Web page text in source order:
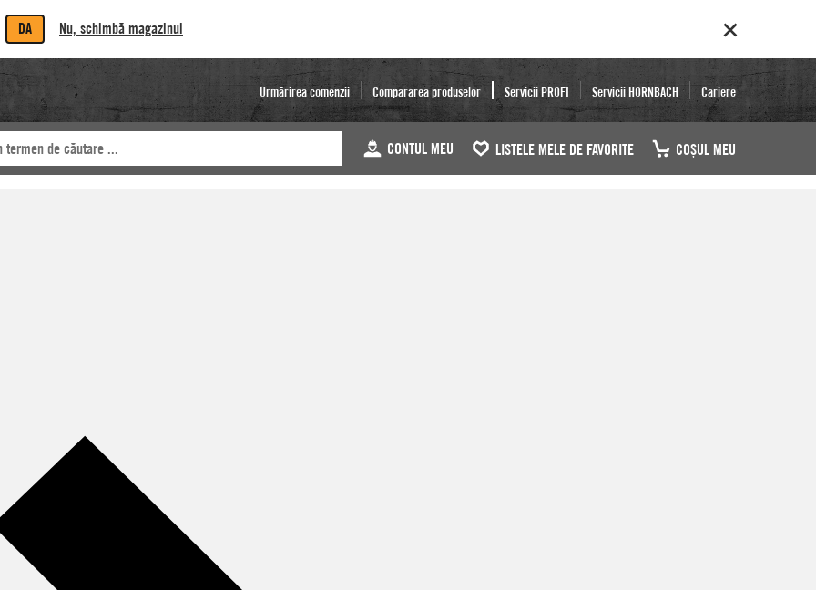
DA Nu, schimbă magazinul
Urmărirea comenzii Compararea produselor Servicii PROFI Servicii HORNBACH Cariere
CONTUL MEU LISTELE MELE DE FAVORITE COŞUL MEU